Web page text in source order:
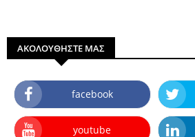
ΑΚΟΛΟΥΘΗΣΤΕ ΜΑΣ
facebook
youtube